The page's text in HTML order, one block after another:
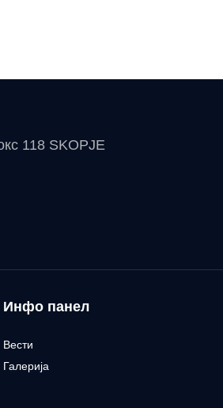
118 SKOPJE
Инфо панел
Вести
Галерија